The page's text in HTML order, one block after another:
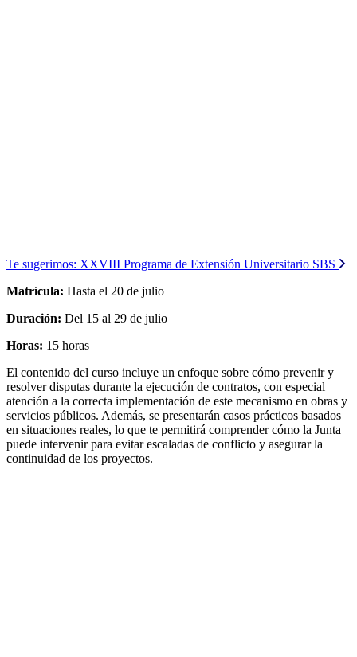
Te sugerimos: XXVIII Programa de Extensión Universitario SBS
Matrícula: Hasta el 20 de julio
Duración: Del 15 al 29 de julio
Horas: 15 horas
El contenido del curso incluye un enfoque sobre cómo prevenir y
resolver disputas durante la ejecución de contratos, con especial
atención a la correcta implementación de este mecanismo en obras y
servicios públicos. Además, se presentarán casos prácticos basados
en situaciones reales, lo que te permitirá comprender cómo la Junta
puede intervenir para evitar escaladas de conflicto y asegurar la
continuidad de los proyectos.